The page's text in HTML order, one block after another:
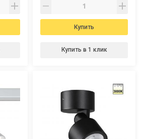
Купить
Купить в 1 клик